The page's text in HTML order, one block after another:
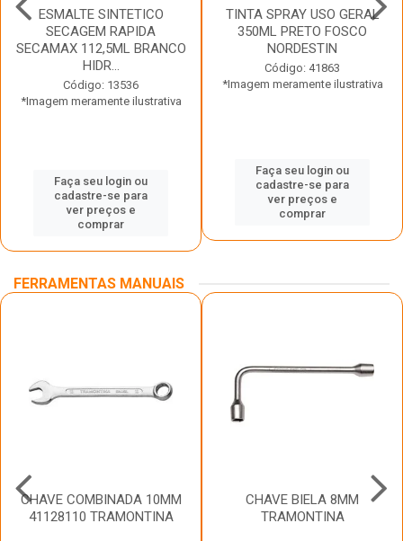
ESMALTE SINTETICO
SECAGEM RAPIDA
SECAMAX 112,5ML BRANCO
HIDR...
Código: 13536
*Imagem meramente ilustrativa
Faça seu login ou
cadastre-se para
ver preços e
comprar
TINTA SPRAY USO GERAL
350ML PRETO FOSCO
NORDESTIN
Código: 41863
*Imagem meramente ilustrativa
Faça seu login ou
cadastre-se para
ver preços e
comprar
FERRAMENTAS MANUAIS
CHAVE COMBINADA 10MM
41128110 TRAMONTINA
CHAVE BIELA 8MM
TRAMONTINA